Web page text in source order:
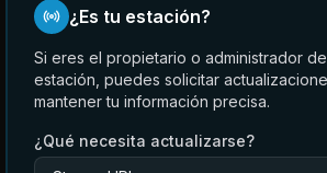
¿Es tu estación?
Si eres el propietario o administrador
estación, puedes solicitar
mantener tu información precisa.
¿Qué necesita actualizarse?